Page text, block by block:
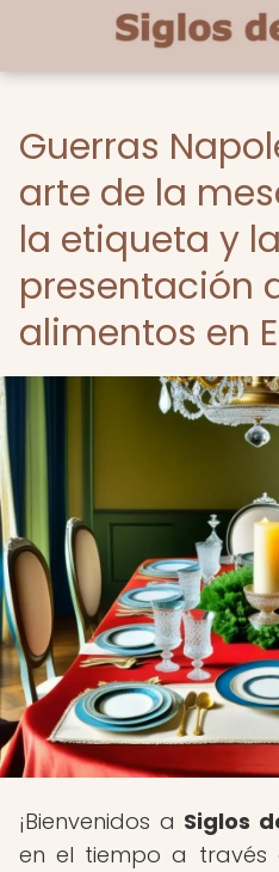
Guerras
arte de la
la etiqueta y la
presentación
alimentos en
¡Bienvenidos a Siglos
en el tiempo a través